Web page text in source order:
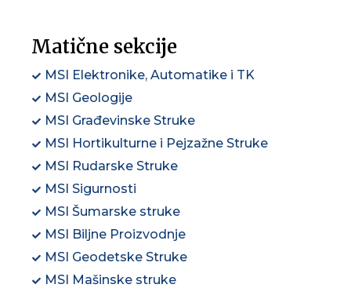
Matične sekcije
MSI Elektronike, Automatike i TK
MSI Geologije
MSI Građevinske Struke
MSI Hortikulturne i Pejzažne Struke
MSI Rudarske Struke
MSI Sigurnosti
MSI Šumarske struke
MSI Biljne Proizvodnje
MSI Geodetske Struke
MSI Mašinske struke